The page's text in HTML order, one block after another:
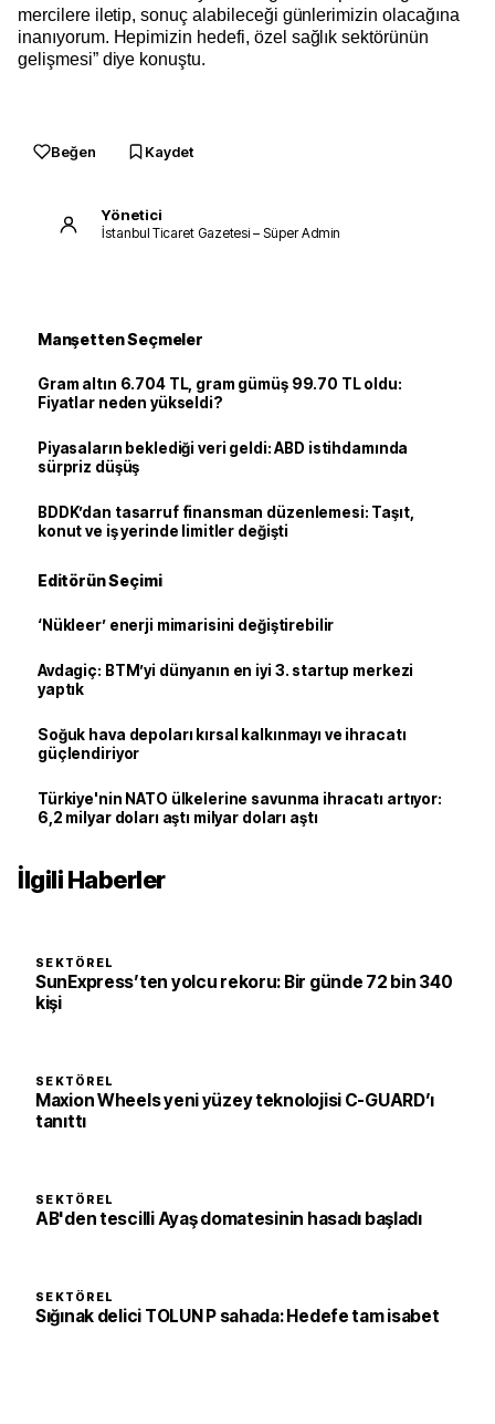
mercilere iletip, sonuç alabileceği günlerimizin olacağına
inanıyorum. Hepimizin hedefi, özel sağlık sektörünün
gelişmesi” diye konuştu.
Beğen Kaydet
Yönetici
İstanbul Ticaret Gazetesi – Süper Admin
Manşetten Seçmeler
Gram altın 6.704 TL, gram gümüş 99.70 TL oldu:
Fiyatlar neden yükseldi?
Piyasaların beklediği veri geldi: ABD istihdamında
sürpriz düşüş
BDDK’dan tasarruf finansman düzenlemesi: Taşıt,
konut ve iş yerinde limitler değişti
Editörün Seçimi
‘Nükleer’ enerji mimarisini değiştirebilir
Avdagiç: BTM’yi dünyanın en iyi 3. startup merkezi
yaptık
Soğuk hava depoları kırsal kalkınmayı ve ihracatı
güçlendiriyor
Türkiye'nin NATO ülkelerine savunma ihracatı artıyor:
6,2 milyar doları aştı milyar doları aştı
İlgili Haberler
SEKTÖREL
SunExpress’ten yolcu rekoru: Bir günde 72 bin 340
kişi
SEKTÖREL
Maxion Wheels yeni yüzey teknolojisi C-GUARD’ı
tanıttı
SEKTÖREL
AB'den tescilli Ayaş domatesinin hasadı başladı
SEKTÖREL
Sığınak delici TOLUN P sahada: Hedefe tam isabet